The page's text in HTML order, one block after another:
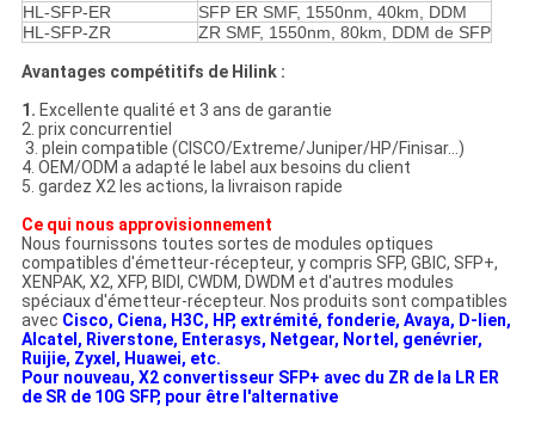
HL-SFP-ER
SFP ER SMF, 1550nm, 40km, DDM
HL-SFP-ZR
ZR SMF, 1550nm, 80km, DDM de SFP
Avantages compétitifs de Hilink :
1. Excellente qualité et 3 ans de garantie
2. prix concurrentiel
3. plein compatible (CISCO/Extreme/Juniper/HP/Finisar…)
4. OEM/ODM a adapté le label aux besoins du client
5. gardez X2 les actions, la livraison rapide
Ce qui nous approvisionnement
Nous fournissons toutes sortes de modules optiques
compatibles d'émetteur-récepteur, y compris SFP, GBIC, SFP+,
XENPAK, X2, XFP, BIDI, CWDM, DWDM et d'autres modules
spéciaux d'émetteur-récepteur. Nos produits sont compatibles
avec Cisco, Ciena, H3C, HP, extrémité, fonderie, Avaya, D-lien,
Alcatel, Riverstone, Enterasys, Netgear, Nortel, genévrier,
Ruijie, Zyxel, Huawei, etc.
Pour nouveau, X2 convertisseur SFP+ avec du ZR de la LR ER
de SR de 10G SFP, pour être l'alternative